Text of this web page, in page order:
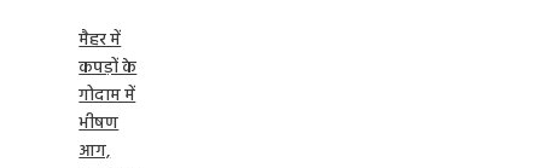
मैहर में
कपड़ों के
गोदाम में
भीषण
आग,